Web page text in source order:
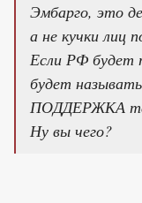
Эмбарго, это
а не кучки лиц
Если РФ будет
будет
ПОДДЕРЖКА
Ну вы чего?